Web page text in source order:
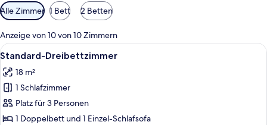
Verfügbare
Filter
für
Zimmer
Alle Zimmer 1 Bett 2 Betten
Anzeige von 10 von 10 Zimmern
Alle
Fotos
für
Standard-
Dreibettzimmer
anzeigen
Ein Zimmer mit einem Bett, einem
14
Standard-Dreibettzimmer
18 m²
1 Schlafzimmer
Platz für 3 Personen
1 Doppelbett und 1 Einzel-Schlafsofa